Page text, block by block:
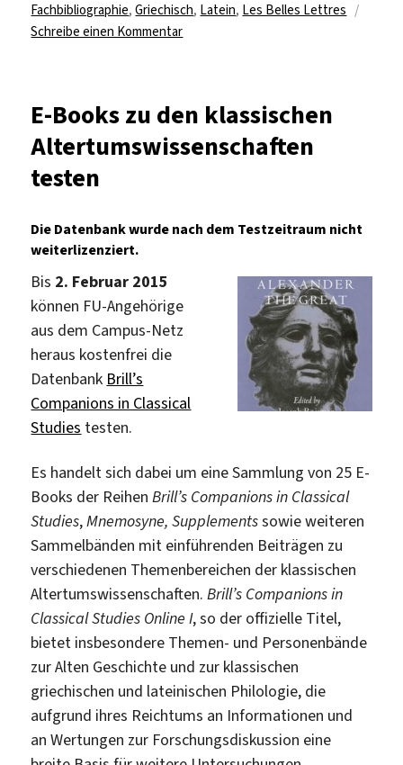
Fachbibliographie,Griechisch, Latein, Les Belles Lettres
Schreibe einen Kommentarzu
Année
philologique
E-Books zu den klassischen
Altertumswissenschaften
testen
Die Datenbank wurde nach dem Testzeitraum nicht
weiterlizenziert.
Bis 2. Februar 2015
können FU-Angehörige
aus dem Campus-Netz
heraus kostenfrei die
Datenbank Brill’s
Companions in Classical
Studies testen.
Es handelt sich dabei um eine Sammlung von 25 E-
Books der ReihenBrill’s Companions in Classical
Studies,Mnemosyne, Supplementssowie weiteren
Sammelbänden mit einführenden Beiträgen zu
verschiedenen Themenbereichen der klassischen
Altertumswissenschaften.Brill’s Companions in
Classical Studies Online I, so der offizielle Titel,
bietet insbesondere Themen- und Personenbände
zur Alten Geschichte und zur klassischen
griechischen und lateinischen Philologie, die
aufgrund ihres Reichtums an Informationen und
an Wertungen zur Forschungsdiskussion eine